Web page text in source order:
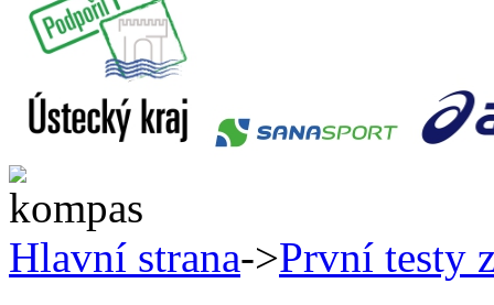
Hlavní strana->První testy